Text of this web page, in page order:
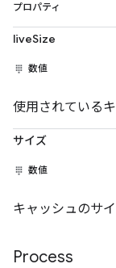
プロパティ
liveSize
数値
使用されている
サイズ
数値
キャッシュのサ
Process